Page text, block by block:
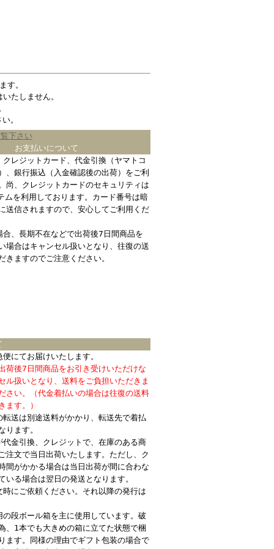
す。
たしません。
。
下さい
お支払いについて
レジットカード、代金引換（ヤマトコ
、銀行振込（入金確認後の出荷）をご利
尚、クレジットカードのセキュリティは
ムを利用しております。カード番号は暗
送信されますので、安心してご利用くだ
、長期不在などで出荷後7日間商品を
場合はキャンセル扱いとなり、往復の送
きますのでご注意ください。
にてお届けいたします。
荷後7日間商品をお引き受けいただけな
ル扱いとなり、送料をご負担いただきま
さい。（代金着払いの場合は往復の送料
ます。）
送は別途送料がかかり、転送先で着払
ります。
金引換、クレジットで、在庫のある商
注文で当日出荷いたします。ただし、ク
間がかかる場合は当日出荷が間に合わな
いる場合は翌日の発送となります。
にご依頼ください。それ以降の発行は
段ボール箱を主に使用しています。破
、1本でも大きめの箱に立てた状態で梱
ます。同様の理由でギフト包装の場合で